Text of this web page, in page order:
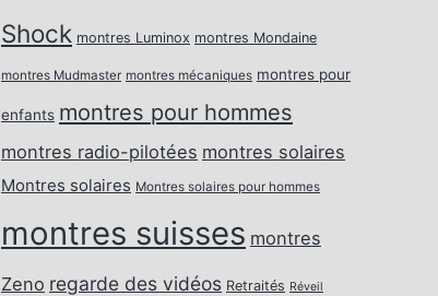
Shock montres Luminox montres Mondaine
montres Mudmaster montres mécaniques montres pour
enfants montres pour hommes
montres radio-pilotées montres solaires
Montres solaires Montres solaires pour hommes
montres suisses montres
Zeno regarde des vidéos Retraités Réveil